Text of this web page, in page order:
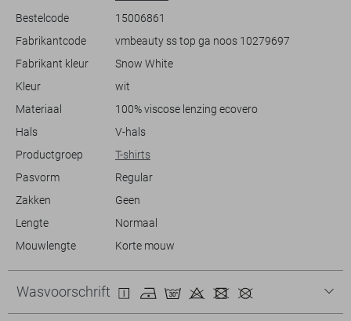
lichaam en de ronde, onafgewerkte zoomlijn voegt een speels en
eigentijds detail toe. Geschikt voor alle seizoenen, kun je het als
basislaag dragen onder een vest of jas, of draag het solo op een
is niet alleen een modieuze keuze, maar ook een bewuste beslissing
voor je kledingcollectie.
Bestelcode
15006861
Fabrikantcode
vmbeauty ss top ga noos 10279697
Fabrikant kleur
Snow White
Kleur
wit
Materiaal
100% viscose lenzing ecovero
Hals
V-hals
Productgroep
T-shirts
Pasvorm
Regular
Zakken
Geen
Lengte
Normaal
Mouwlengte
Korte mouw
Wasvoorschrift